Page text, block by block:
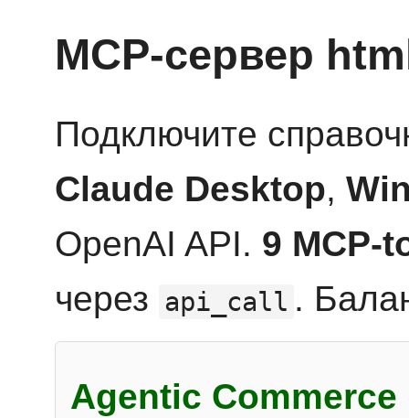
MCP-сервер
Подключите
Claude Desktop,
OpenAI API. 9 MCP-
через api_call .
Agentic Commerce